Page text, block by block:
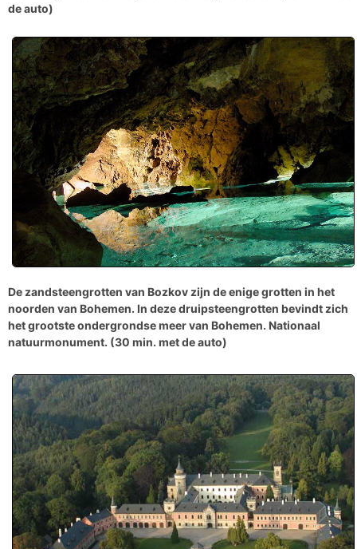
de auto)
De zandsteengrotten van Bozkov zijn de enige grotten in het
noorden van Bohemen. In deze druipsteengrotten bevindt zich
het grootste ondergrondse meer van Bohemen. Nationaal
natuurmonument. (30 min. met de auto)